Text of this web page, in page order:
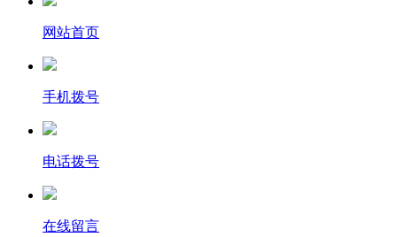
网站首页
手机拨号
电话拨号
在线留言